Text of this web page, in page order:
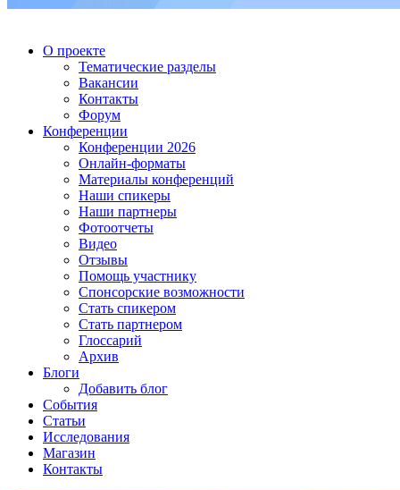
О проекте
Тематические разделы
Вакансии
Контакты
Форум
Конференции
Конференции 2026
Онлайн-форматы
Материалы конференций
Наши спикеры
Наши партнеры
Фотоотчеты
Видео
Отзывы
Помощь участнику
Спонсорские возможности
Стать спикером
Стать партнером
Глоссарий
Архив
Блоги
Добавить блог
События
Статьи
Исследования
Магазин
Контакты